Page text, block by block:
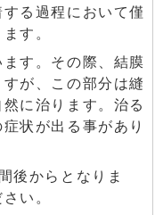
る過程において僅
す。
す。その際、結膜
が、この部分は縫
に治ります。治る
状が出る事があり
後からとなりま
い。